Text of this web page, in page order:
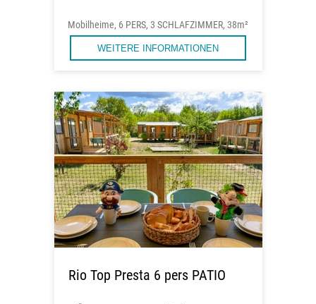
Mobilheime, 6 PERS, 3 SCHLAFZIMMER, 38m²
WEITERE INFORMATIONEN
Rio Top Presta 6 pers PATIO